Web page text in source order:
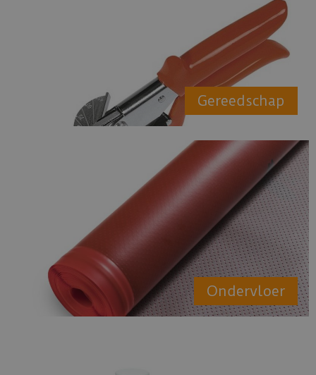
Gereedschap
Ondervloer